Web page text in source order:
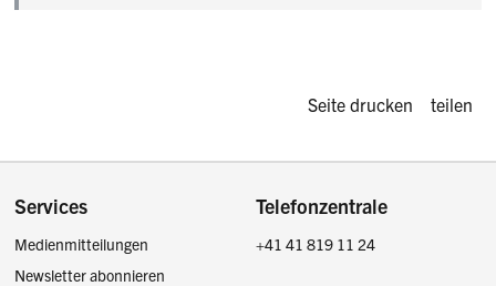
Diese Seite
Seite drucken teilen
Footer
Services
Medienmitteilungen
Newsletter abonnieren
Telefonzentrale
+41 41 819 11 24